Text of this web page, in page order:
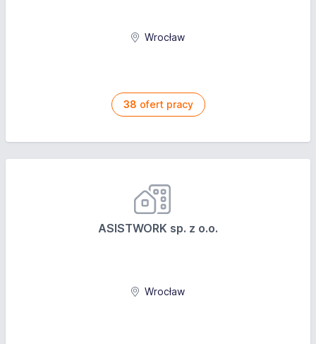
Wrocław
38 ofert pracy
ASISTWORK sp. z o.o.
Wrocław